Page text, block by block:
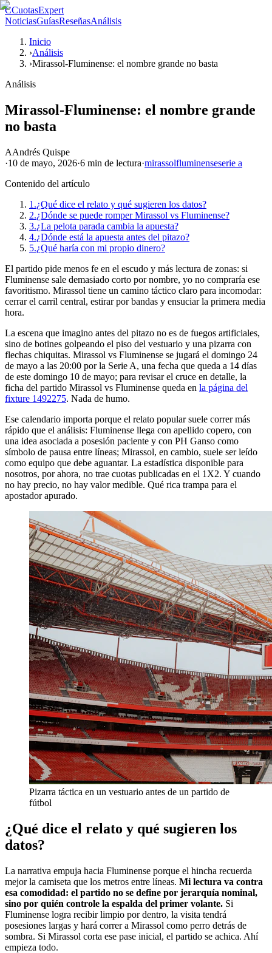
CCuotasExpert
NoticiasGuíasReseñasAnálisis
Inicio
›Análisis
›Mirassol-Fluminense: el nombre grande no basta
Análisis
Mirassol-Fluminense: el nombre grande
no basta
AAndrés Quispe
·10 de mayo, 2026·6 min de lectura·mirassolfluminenseserie a
Contenido del artículo
1.¿Qué dice el relato y qué sugieren los datos?
2.¿Dónde se puede romper Mirassol vs Fluminense?
3.¿La pelota parada cambia la apuesta?
4.¿Dónde está la apuesta antes del pitazo?
5.¿Qué haría con mi propio dinero?
El partido pide menos fe en el escudo y más lectura de zonas: si
Fluminense sale demasiado corto por nombre, yo no compraría ese
favoritismo. Mirassol tiene un camino táctico claro para incomodar:
cerrar el carril central, estirar por bandas y ensuciar la primera media
hora.
La escena que imagino antes del pitazo no es de fuegos artificiales,
sino de botines golpeando el piso del vestuario y una pizarra con
flechas chiquitas. Mirassol vs Fluminense se jugará el domingo 24
de mayo a las 20:00 por la Serie A, una fecha que queda a 14 días
de este domingo 10 de mayo; para revisar el cruce en detalle, la
ficha del partido Mirassol vs Fluminense queda en la página del
fixture 1492275. Nada de humo.
Ese calendario importa porque el relato popular suele correr más
rápido que el análisis: Fluminense llega con apellido copero, con
una idea asociada a posesión paciente y con PH Ganso como
símbolo de pausa entre líneas; Mirassol, en cambio, suele ser leído
como equipo que debe aguantar. La estadística disponible para
nosotros, por ahora, no trae cuotas publicadas en el 1X2. Y cuando
no hay precio, no hay valor medible. Qué rica trampa para el
apostador apurado.
Pizarra táctica en un vestuario antes de un partido de
fútbol
¿Qué dice el relato y qué sugieren los
datos?
La narrativa empuja hacia Fluminense porque el hincha recuerda
mejor la camiseta que los metros entre líneas. Mi lectura va contra
esa comodidad: el partido no se define por jerarquía nominal,
sino por quién controle la espalda del primer volante. Si
Fluminense logra recibir limpio por dentro, la visita tendrá
posesiones largas y hará correr a Mirassol como perro detrás de
sombra. Si Mirassol corta ese pase inicial, el partido se achica. Ahí
empieza todo.